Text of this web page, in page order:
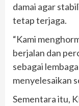
damai agar
tetap terjaga.
“Kami
berjalan dan
sebagai
menyelesaikan
Sementara itu,